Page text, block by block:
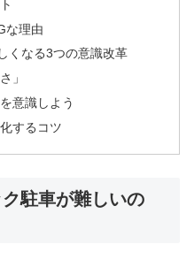
な理由
くなる3つの意識改革
」
意識しよう
するコツ
駐車が難しいの